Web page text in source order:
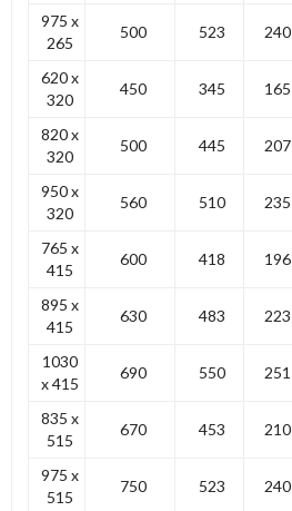
975 x
265
500 523 240
620 x
320
450 345 165
820 x
320
500 445 207
950 x
320
560 510 235
765 x
415
600 418 196
895 x
415
630 483 223
1030
x 415
690 550 251
835 x
515
670 453 210
975 x
515
750 523 240